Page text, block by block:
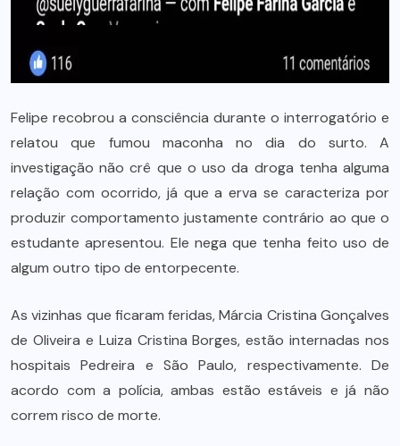
Felipe recobrou a consciência durante o interrogatório e
relatou que fumou maconha no dia do surto. A
investigação não crê que o uso da droga tenha alguma
relação com ocorrido, já que a erva se caracteriza por
produzir comportamento justamente contrário ao que o
estudante apresentou. Ele nega que tenha feito uso de
algum outro tipo de entorpecente.
As vizinhas que ficaram feridas, Márcia Cristina Gonçalves
de Oliveira e Luiza Cristina Borges, estão internadas nos
hospitais Pedreira e São Paulo, respectivamente. De
acordo com a polícia, ambas estão estáveis e já não
correm risco de morte.